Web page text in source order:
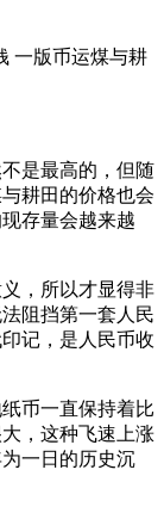
是最高的，但随
耕田的价格也会
存量会越来越
，所以才显得非
阻挡第一套人民
记，是人民币收
币一直保持着比
，这种飞速上涨
一日的历史沉